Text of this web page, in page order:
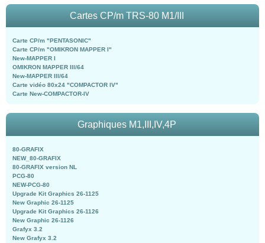
Cartes CP/m TRS-80 M1/III
Carte CP/m "PENTASONIC"
Carte CP/m "OMIKRON MAPPER I"
New-MAPPER I
OMIKRON MAPPER III/64
New-MAPPER III/64
Carte vidéo 80x24 "COMPACTOR IV"
Carte New-COMPACTOR-IV
Graphiques M1,III,IV,4P
80-GRAFIX
NEW_80-GRAFIX
80-GRAFIX version NL
PCG-80
NEW-PCG-80
Upgrade Kit Graphics 26-1125
New Graphic 26-1125
Upgrade Kit Graphics 26-1126
New Graphic 26-1126
Grafyx 3.2
New Grafyx 3.2